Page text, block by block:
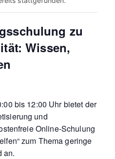
zu
Wissen,
bis 12:00 Uhr bietet der
und
Online-Schulung
zum Thema geringe
an.